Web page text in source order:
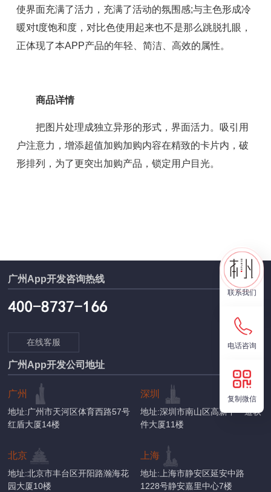
使界面充满了活力，充满了活动的氛围感;与主色形成冷
暖对t度饱和度，对比色使用起来也不是那么跳脱扎眼，
正体现了本APP产品的年轻、简洁、高效的属性。
商品详情
把图片处理成独立异形的形式，界面活力。吸引用
户注意力，增添超值加购加购内容在精致的卡片内，破
形排列，为了更突出加购产品，锁定用户目光。
广州App开发咨询热线
在线客服
广州App开发公司地址
广州
地址:广州市天河区体育西路57号
红盾大厦14楼
深圳
地址:深圳市南山区高新中一道软
件大厦11楼
北京
地址:北京市丰台区开阳路瀚海花
园大厦10楼
上海
地址:上海市静安区延安中路
1228号静安嘉里中心7楼
联系我们
电话咨询
复制微信